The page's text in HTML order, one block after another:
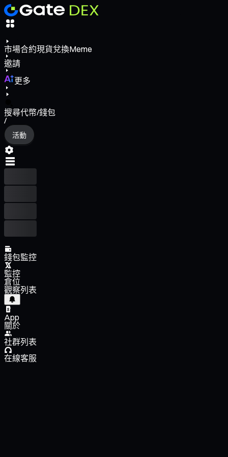
市場合約現貨兌換Meme
邀請
更多
搜尋代幣/錢包
/
活動
錢包監控
監控
倉位
觀察列表
App
關於
社群列表
在線客服